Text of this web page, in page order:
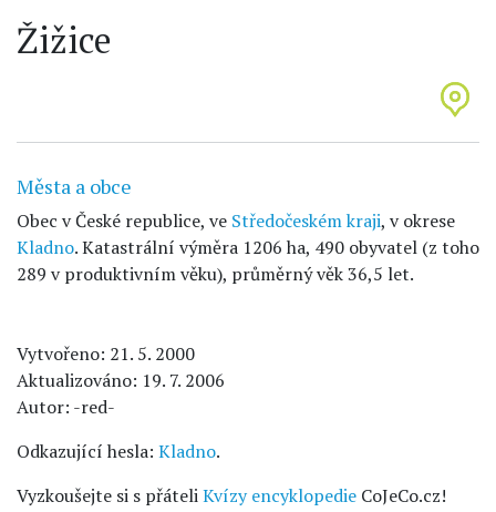
Žižice
Města a obce
Obec v České republice, ve Středočeském kraji, v okrese
Kladno. Katastrální výměra 1206 ha, 490 obyvatel (z toho
289 v produktivním věku), průměrný věk 36,5 let.
Vytvořeno: 21. 5. 2000
Aktualizováno: 19. 7. 2006
Autor: -red-
Odkazující hesla: Kladno.
Vyzkoušejte si s přáteliKvízy encyklopedie CoJeCo.cz!